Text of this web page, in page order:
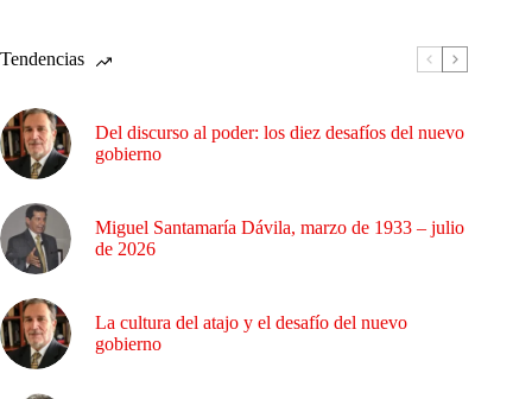
Tendencias
Del discurso al poder: los diez desafíos del nuevo
gobierno
Miguel Santamaría Dávila, marzo de 1933 – julio
de 2026
La cultura del atajo y el desafío del nuevo
gobierno